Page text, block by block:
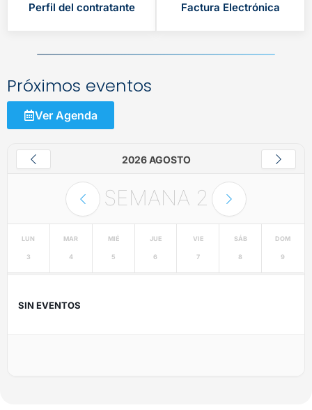
Perfil del contratante Factura Electrónica
Próximos eventos
Ver Agenda
2026 AGOSTO
SEMANA 2
LUN
3
MAR
4
MIÉ
5
JUE
6
VIE
7
SÁB
8
DOM
9
SIN EVENTOS